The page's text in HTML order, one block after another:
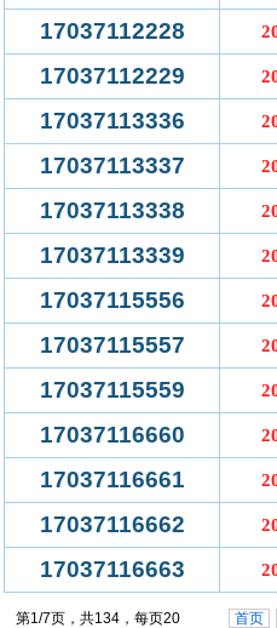
17037112228
17037112229
17037113336
17037113337
17037113338
17037113339
17037115556
17037115557
17037115559
17037116660
17037116661
17037116662
17037116663
第1/7页，共134，每页20 首页